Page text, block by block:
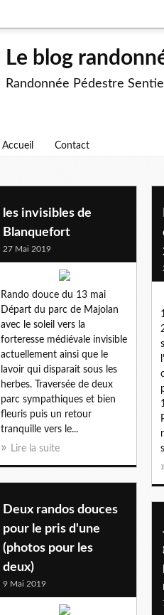
Le blog
Randonnée Pédestre
Accueil Contact
les invisibles de
Blanquefort
27 Mai 2019
Rando douce du 13 mai
Départ du parc de Majolan
avec le soleil vers la
forteresse médiévale invisible
actuellement ainsi que le
lavoir qui disparait sous les
herbes. Traversée de deux
parc sympathiques et bien
fleuris puis un retour
tranquille vers le...
Lire la suite
Deux randos douces
pour le pris d'une
(photos pour les
deux)
9 Mai 2019